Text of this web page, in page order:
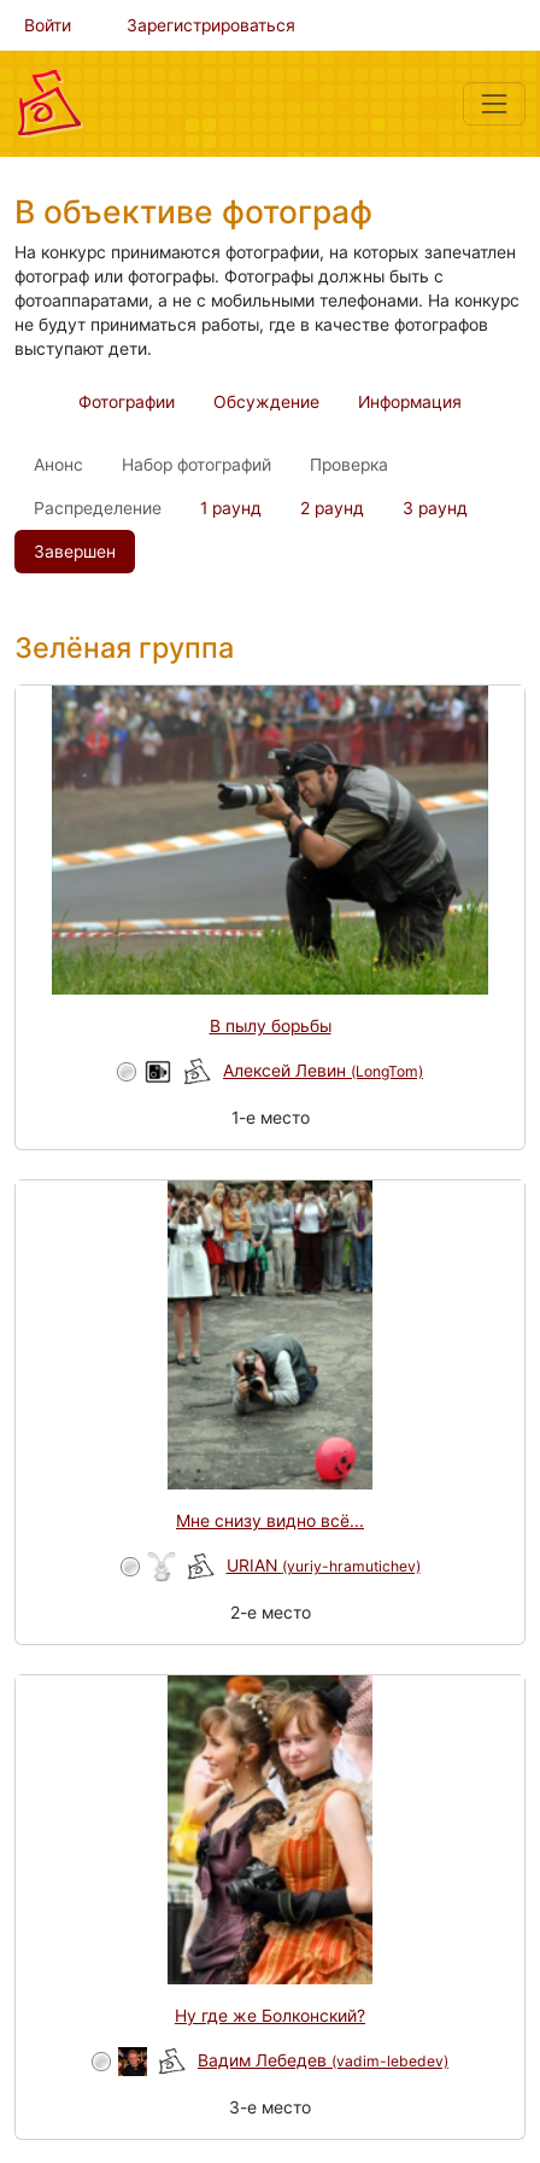
Войти Зарегистрироваться
В объективе фотограф
На конкурс принимаются фотографии, на которых запечатлен
фотограф или фотографы. Фотографы должны быть с
фотоаппаратами, а не с мобильными телефонами. На конкурс
не будут приниматься работы, где в качестве фотографов
выступают дети.
Фотографии Обсуждение Информация
Анонс Набор фотографий Проверка
Распределение 1 раунд 2 раунд 3 раунд
Завершен
Зелёная группа
В пылу борьбы
Алексей Левин (LongTom)
1-e место
Мне снизу видно всё...
URIAN (yuriy-hramutichev)
2-e место
Ну где же Болконский?
Вадим Лебедев (vadim-lebedev)
3-e место